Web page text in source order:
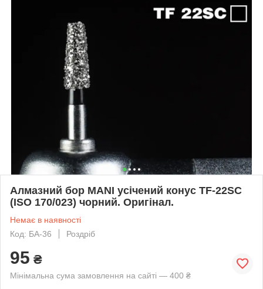
Алмазний бор MANI усічений конус TF-22SC
(ISO 170/023) чорний. Оригінал.
Немає в наявності
Код: БА-36
Роздріб
95 ₴
Мінімальна сума замовлення на сайті — 400 ₴